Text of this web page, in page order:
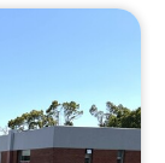
では、お祭
ご来場の皆
のひとときを